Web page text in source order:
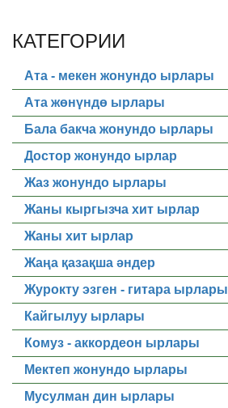
КАТЕГОРИИ
Ата - мекен жонундо ырлары
Ата жөнүндө ырлары
Бала бакча жонундо ырлары
Достор жонундо ырлар
Жаз жонундо ырлары
Жаны кыргызча хит ырлар
Жаны хит ырлар
Жаңа қазақша әндер
Журокту эзген - гитара ырлары
Кайгылуу ырлары
Комуз - аккордеон ырлары
Мектеп жонундо ырлары
Мусулман дин ырлары